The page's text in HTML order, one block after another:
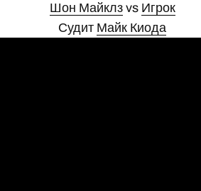
Шон Майклзvs Игрок
Судит Майк Киода